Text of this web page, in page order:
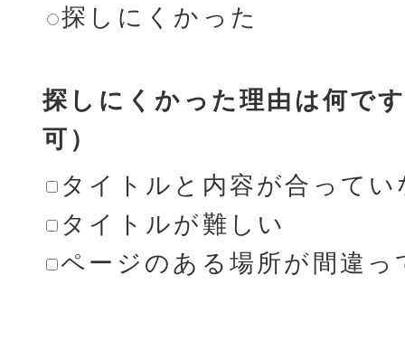
探しにくかった
探しにくかった理由は何で
可）
タイトルと内容が合ってい
タイトルが難しい
ページのある場所が間違っ